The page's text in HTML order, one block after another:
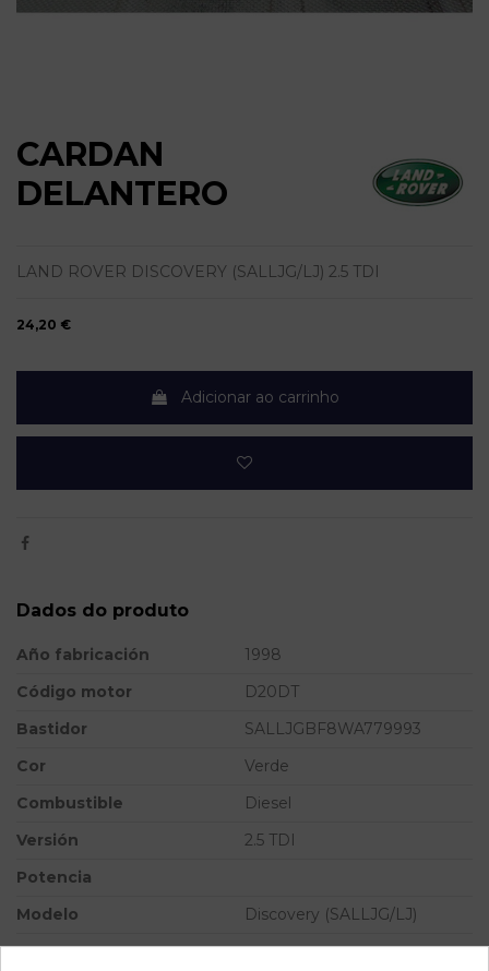
CARDAN
DELANTERO
LAND ROVER DISCOVERY (SALLJG/LJ) 2.5 TDI
24,20 €
Adicionar ao carrinho
Dados do produto
Año fabricación
1998
Código motor
D20DT
Bastidor
SALLJGBF8WA779993
Cor
Verde
Combustible
Diesel
Versión
2.5 TDI
Potencia
Modelo
Discovery (SALLJG/LJ)